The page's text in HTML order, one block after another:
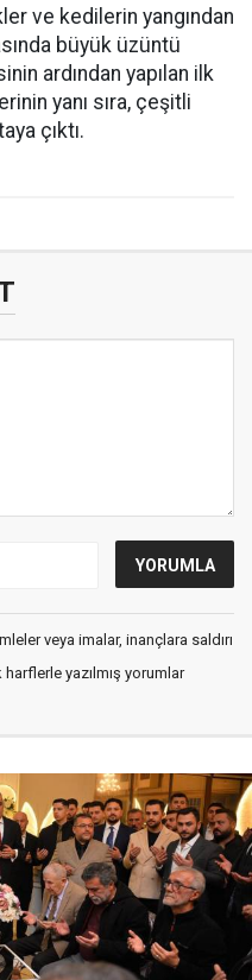
ve kedilerin yangından
büyük üzüntü
ardından yapılan ilk
yanı sıra, çeşitli
çıktı.
veya imalar, inançlara saldırı
yazılmış yorumlar